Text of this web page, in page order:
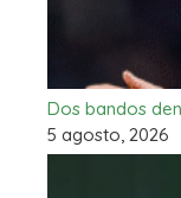
Dos bandos
5 agosto, 2026